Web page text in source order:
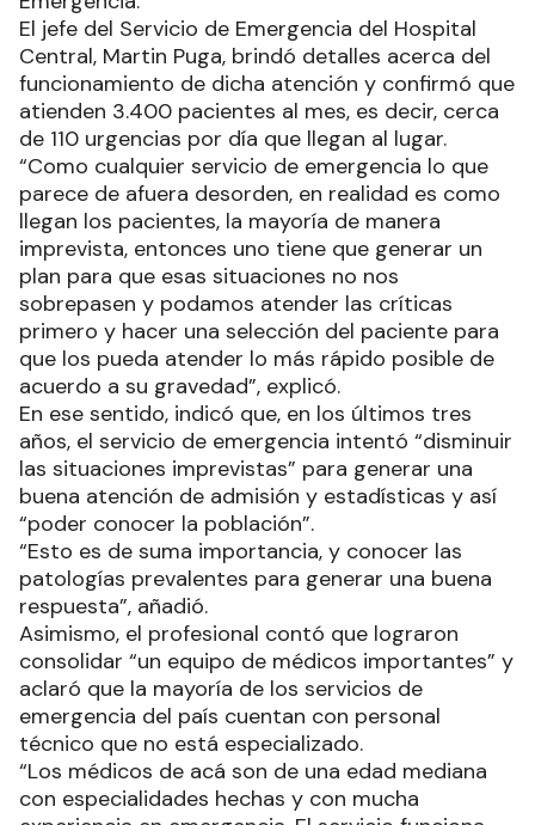
El jefe del Servicio de Emergencia del Hospital
Central, Martin Puga, brindó detalles acerca del
funcionamiento de dicha atención y confirmó que
atienden 3.400 pacientes al mes, es decir, cerca
de 110 urgencias por día que llegan al lugar.
“Como cualquier servicio de emergencia lo que
parece de afuera desorden, en realidad es como
llegan los pacientes, la mayoría de manera
imprevista, entonces uno tiene que generar un
plan para que esas situaciones no nos
sobrepasen y podamos atender las críticas
primero y hacer una selección del paciente para
que los pueda atender lo más rápido posible de
acuerdo a su gravedad”, explicó.
En ese sentido, indicó que, en los últimos tres
años, el servicio de emergencia intentó “disminuir
las situaciones imprevistas” para generar una
buena atención de admisión y estadísticas y así
“poder conocer la población”.
“Esto es de suma importancia, y conocer las
patologías prevalentes para generar una buena
respuesta”, añadió.
Asimismo, el profesional contó que lograron
consolidar “un equipo de médicos importantes” y
aclaró que la mayoría de los servicios de
emergencia del país cuentan con personal
técnico que no está especializado.
“Los médicos de acá son de una edad mediana
con especialidades hechas y con mucha